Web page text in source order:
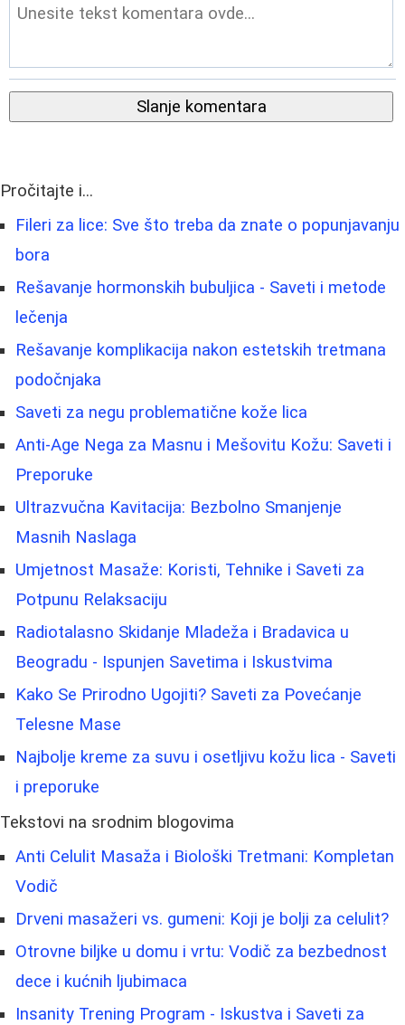
Slanje komentara
Pročitajte i...
Fileri za lice: Sve što treba da znate o popunjavanju
bora
Rešavanje hormonskih bubuljica - Saveti i metode
lečenja
Rešavanje komplikacija nakon estetskih tretmana
podočnjaka
Saveti za negu problematične kože lica
Anti-Age Nega za Masnu i Mešovitu Kožu: Saveti i
Preporuke
Ultrazvučna Kavitacija: Bezbolno Smanjenje
Masnih Naslaga
Umjetnost Masaže: Koristi, Tehnike i Saveti za
Potpunu Relaksaciju
Radiotalasno Skidanje Mladeža i Bradavica u
Beogradu - Ispunjen Savetima i Iskustvima
Kako Se Prirodno Ugojiti? Saveti za Povećanje
Telesne Mase
Najbolje kreme za suvu i osetljivu kožu lica - Saveti
i preporuke
Tekstovi na srodnim blogovima
Anti Celulit Masaža i Biološki Tretmani: Kompletan
Vodič
Drveni masažeri vs. gumeni: Koji je bolji za celulit?
Otrovne biljke u domu i vrtu: Vodič za bezbednost
dece i kućnih ljubimaca
Insanity Trening Program - Iskustva i Saveti za